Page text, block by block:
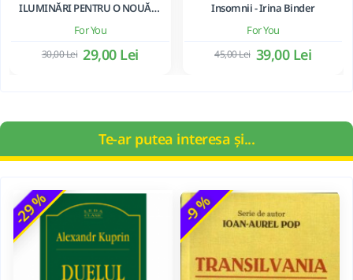
For You
ILUMINĂRI PENTRU O NOUĂ ERĂ. SĂ ÎNȚELEGEM ACESTE VREMURI ZBUCIUMATE - Suzanne Ward
29,00 Lei
30,00 Lei
For You
Insomnii - Irina Binder
39,00 Lei
45,00 Lei
Te-ar putea interesa și...
-29 % -9 %